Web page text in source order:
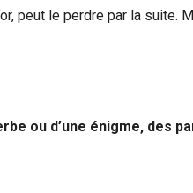
peut le perdre par la suite.
ou d’une énigme, des